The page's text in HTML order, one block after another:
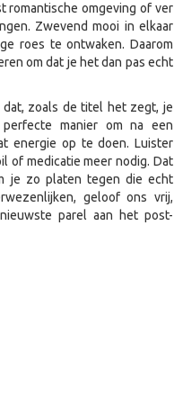
romantische omgeving of ver
Zwevend mooi in elkaar
roes te ontwaken. Daarom
om dat je het dan pas echt
zoals de titel het zegt, je
manier om na een
energie op te doen. Luister
of medicatie meer nodig. Dat
je zo platen tegen die echt
geloof ons vrij,
parel aan het post-